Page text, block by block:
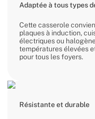
Adaptée à tous types
Cette casserole
plaques à induction,
électriques ou
températures élevées
pour tous les foyers.
Résistante et durable